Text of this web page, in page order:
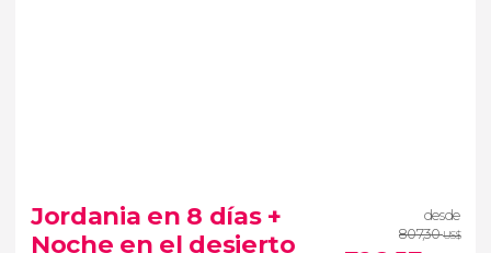
57 opiniones
circuito de 4 días por Jordania
Jordania en 8 días +
Noche en el desierto
desde
807,30US$